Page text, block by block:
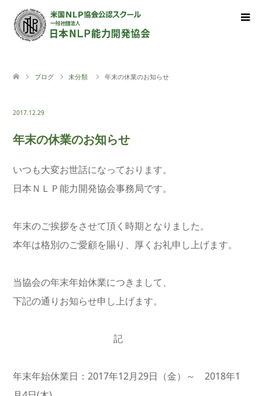
ブログ 未分類 年末の休業のお知らせ
2017.12.29
年末の休業のお知らせ
いつも大変お世話になっております。
日本ＮＬＰ能力開発協会事務局です。
年末のご挨拶をさせて頂く時期となりました。
本年は格別のご愛顧を賜り、厚くお礼申し上げます。
当協会の年末年始休業につきまして、
下記の通りお知らせ申し上げます。
記
年末年始休業日：2017年12月29日（金）～ 2018年1